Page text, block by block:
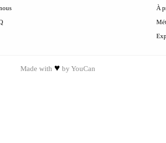
À
Made with ♥ by YouCan